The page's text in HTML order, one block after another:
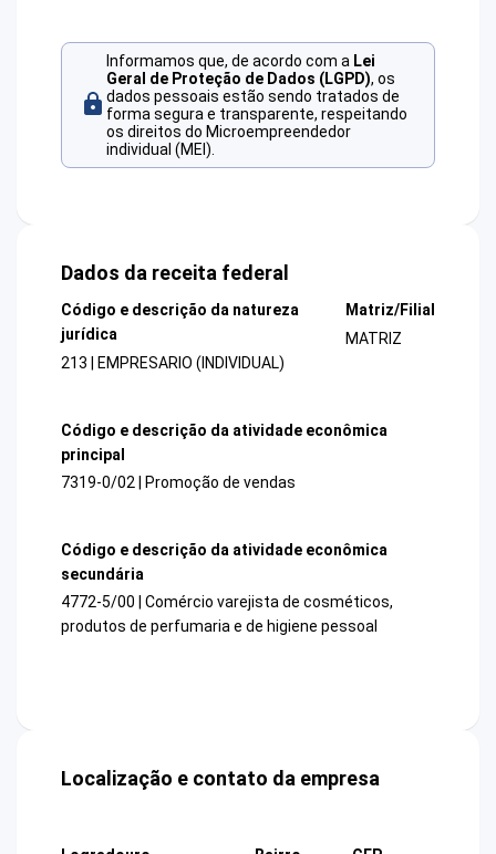
Informamos que, de acordo com a Lei
Geral de Proteção de Dados (LGPD), os
dados pessoais estão sendo tratados de
forma segura e transparente, respeitando
os direitos do Microempreendedor
individual (MEI).
Dados da receita federal
Código e descrição da natureza
jurídica
213 | EMPRESARIO (INDIVIDUAL)
Matriz/Filial
MATRIZ
Código e descrição da atividade econômica
principal
7319-0/02 | Promoção de vendas
Código e descrição da atividade econômica
secundária
4772-5/00 | Comércio varejista de cosméticos,
produtos de perfumaria e de higiene pessoal
Localização e contato da empresa